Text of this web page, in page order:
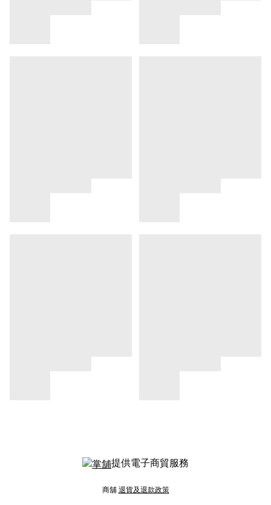
提供電子商貿服務
商舖 退貨及退款政策